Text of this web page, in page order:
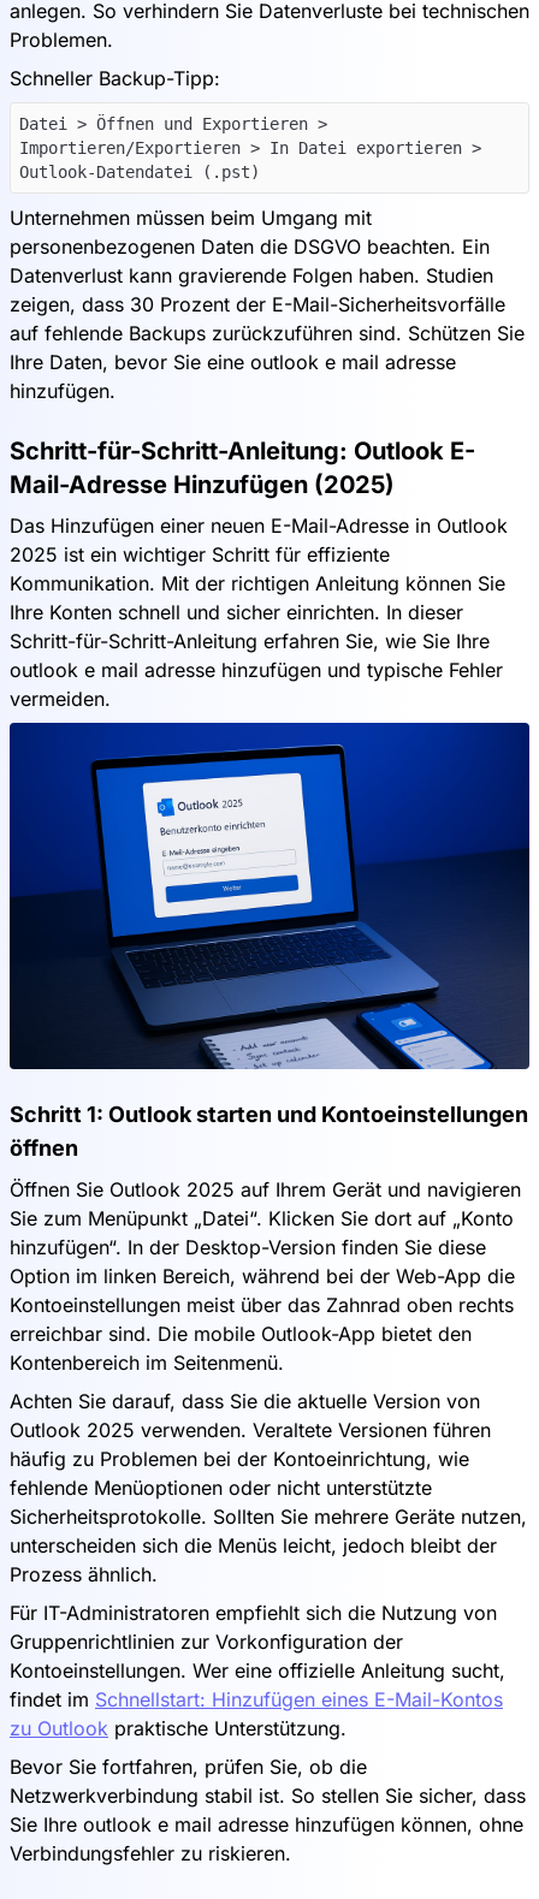
anlegen. So verhindern Sie Datenverluste bei technischen
Problemen.
Schneller Backup-Tipp:
Datei > Öffnen und Exportieren >
Importieren/Exportieren > In Datei exportieren >
Unternehmen müssen beim Umgang mit
personenbezogenen Daten die DSGVO beachten. Ein
Datenverlust kann gravierende Folgen haben. Studien
zeigen, dass 30 Prozent der E-Mail-Sicherheitsvorfälle
auf fehlende Backups zurückzuführen sind. Schützen Sie
Ihre Daten, bevor Sie eine outlook e mail adresse
hinzufügen.
Schritt-für-Schritt-Anleitung: Outlook E-
Mail-Adresse Hinzufügen (2025)
Das Hinzufügen einer neuen E-Mail-Adresse in Outlook
2025 ist ein wichtiger Schritt für effiziente
Kommunikation. Mit der richtigen Anleitung können Sie
Ihre Konten schnell und sicher einrichten. In dieser
Schritt-für-Schritt-Anleitung erfahren Sie, wie Sie Ihre
outlook e mail adresse hinzufügen und typische Fehler
vermeiden.
Schritt 1: Outlook starten und Kontoeinstellungen
öffnen
Öffnen Sie Outlook 2025 auf Ihrem Gerät und navigieren
Sie zum Menüpunkt „Datei“. Klicken Sie dort auf „Konto
hinzufügen“. In der Desktop-Version finden Sie diese
Option im linken Bereich, während bei der Web-App die
Kontoeinstellungen meist über das Zahnrad oben rechts
erreichbar sind. Die mobile Outlook-App bietet den
Kontenbereich im Seitenmenü.
Achten Sie darauf, dass Sie die aktuelle Version von
Outlook 2025 verwenden. Veraltete Versionen führen
häufig zu Problemen bei der Kontoeinrichtung, wie
fehlende Menüoptionen oder nicht unterstützte
Sicherheitsprotokolle. Sollten Sie mehrere Geräte nutzen,
unterscheiden sich die Menüs leicht, jedoch bleibt der
Prozess ähnlich.
Für IT-Administratoren empfiehlt sich die Nutzung von
Gruppenrichtlinien zur Vorkonfiguration der
Kontoeinstellungen. Wer eine offizielle Anleitung sucht,
findet im Schnellstart: Hinzufügen eines E-Mail-Kontos
zu Outlook praktische Unterstützung.
Bevor Sie fortfahren, prüfen Sie, ob die
Netzwerkverbindung stabil ist. So stellen Sie sicher, dass
Sie Ihre outlook e mail adresse hinzufügen können, ohne
Verbindungsfehler zu riskieren.